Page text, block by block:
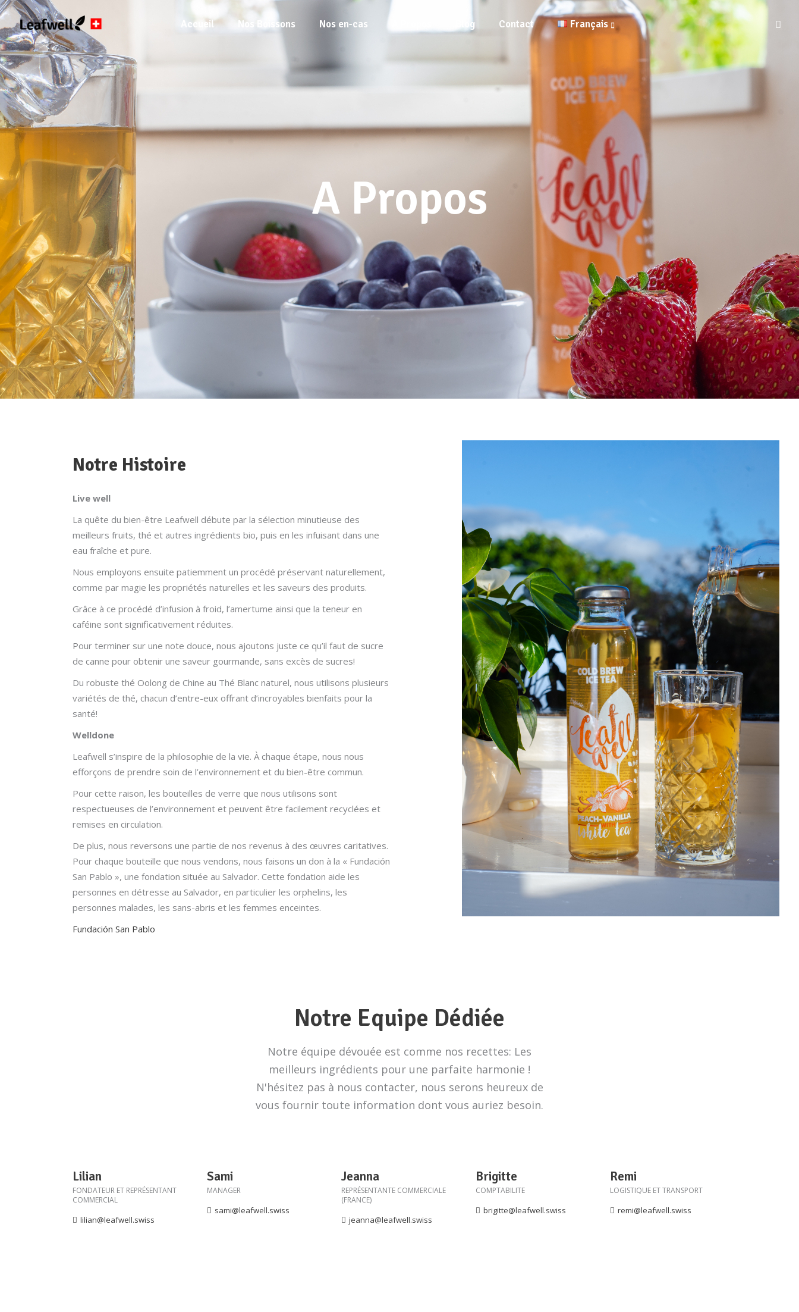
Accueil Nos Boissons Nos en-cas Blog Contact Français
A Propos
Notre Histoire
Live well
La quête du bien-être Leafwell débute par la sélection minutieuse des
meilleurs fruits, thé et autres ingrédients bio, puis en les infuisant dans une
eau fraîche et pure.
Nous employons ensuite patiemment un procédé préservant naturellement,
comme par magie les propriétés naturelles et les saveurs des produits.
Grâce à ce procédé d’infusion à froid, l’amertume ainsi que la teneur en
caféine sont significativement réduites.
Pour terminer sur une note douce, nous ajoutons juste ce qu’il faut de sucre
de canne pour obtenir une saveur gourmande, sans excès de sucres!
Du robuste thé Oolong de Chine au Thé Blanc naturel, nous utilisons plusieurs
variétés de thé, chacun d’entre-eux offrant d’incroyables bienfaits pour la
santé!
Welldone
Leafwell s’inspire de la philosophie de la vie. À chaque étape, nous nous
efforçons de prendre soin de l’environnement et du bien-être commun.
Pour cette raison, les bouteilles de verre que nous utilisons sont
respectueuses de l’environnement et peuvent être facilement recyclées et
remises en circulation.
De plus, nous reversons une partie de nos revenus à des œuvres caritatives.
Pour chaque bouteille que nous vendons, nous faisons un don à la « Fundación
San Pablo », une fondation située au Salvador. Cette fondation aide les
personnes en détresse au Salvador, en particulier les orphelins, les
personnes malades, les sans-abris et les femmes enceintes.
Fundación San Pablo
Notre Equipe Dédiée
Notre équipe dévouée est comme nos recettes: Les
meilleurs ingrédients pour une parfaite harmonie !
N'hésitez pas à nous contacter, nous serons heureux de
vous fournir toute information dont vous auriez besoin.
Lilian
FONDATEUR ET REPRÉSENTANT
COMMERCIAL
lilian@leafwell.swiss
Sami
MANAGER
sami@leafwell.swiss
Jeanna
REPRÉSENTANTE COMMERCIALE
(FRANCE)
jeanna@leafwell.swiss
Brigitte
COMPTABILITE
brigitte@leafwell.swiss
Remi
LOGISTIQUE ET TRANSPORT
remi@leafwell.swiss